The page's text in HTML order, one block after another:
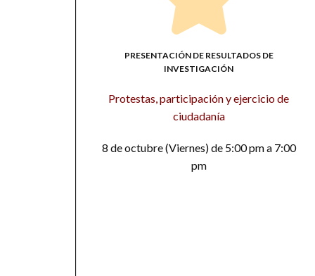
PRESENTACIÓN DE RESULTADOS DE
INVESTIGACIÓN
Protestas, participación y ejercicio de
ciudadanía
8 de octubre (Viernes) de 5:00 pm a 7:00
pm